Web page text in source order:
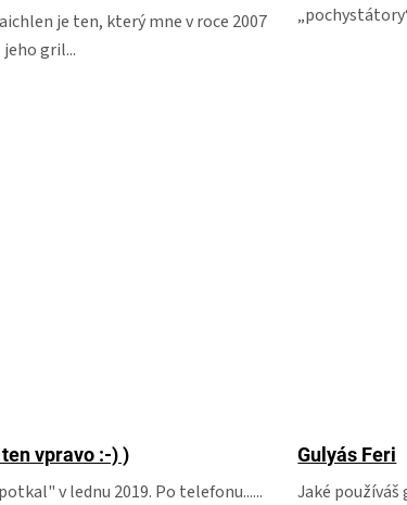
je ten, který mne v roce 2007
gril...
vpravo :-) )
v lednu 2019. Po telefonu......
Gulyás Feri
Jaké